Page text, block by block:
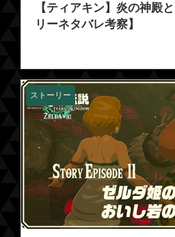
【ティアキン】炎の神殿
リーネタバレ考察】
ストーリー